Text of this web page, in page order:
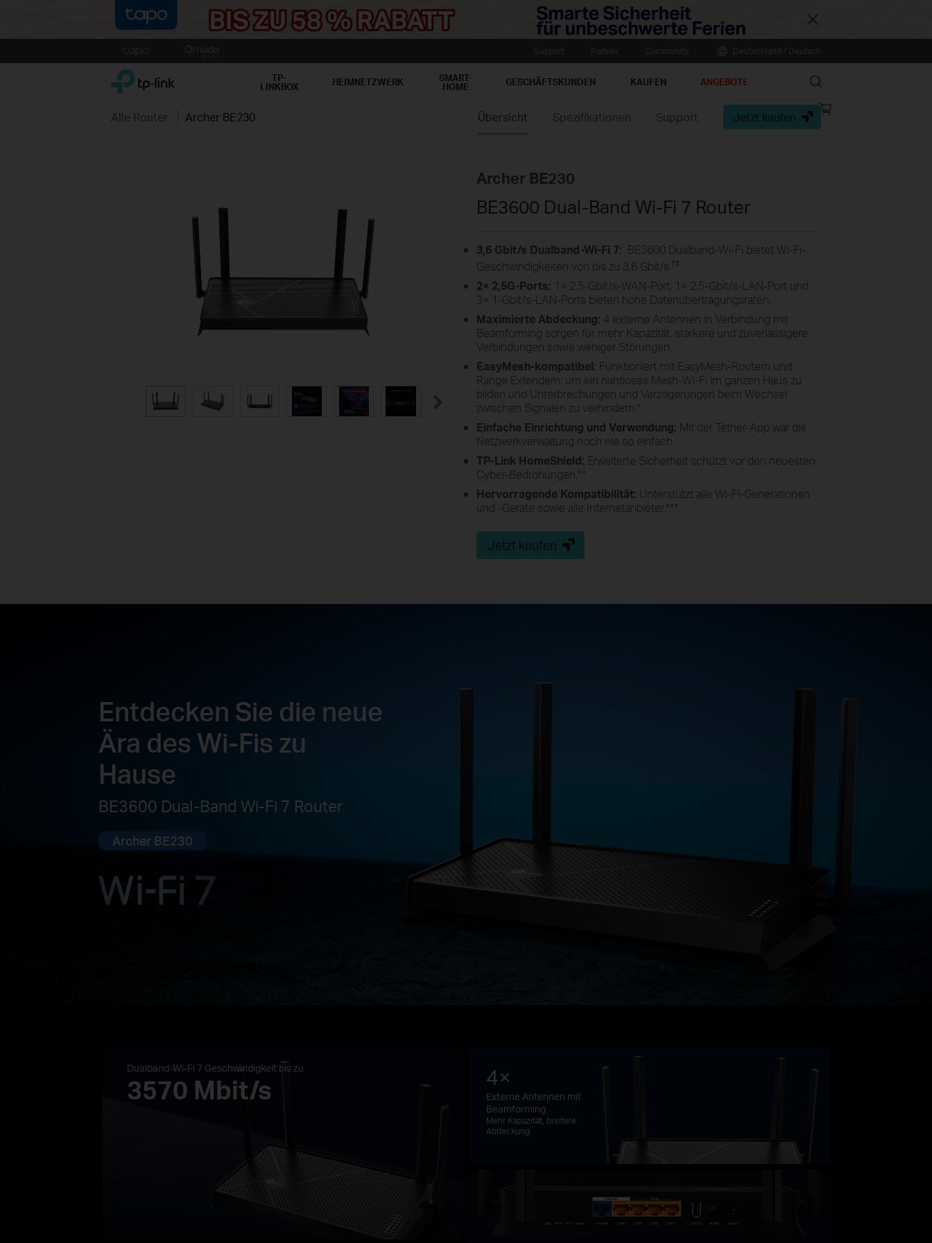
Close
to
TP-Link, Reliably Smart TP-
LINKBOX HEIMNETZWERK SMART-
HOME GESCHÄFTSKUNDEN KAUFEN ANGEBOTE Search
Online
Alle Router Archer BE230 Übersicht Spezifikationen Support Jetzt kaufen
Archer BE230
BE3600 Dual-Band Wi-Fi 7 Router
3,6 Gbit/s Dualband-Wi-Fi 7: BE3600 Dualband-Wi-Fi bietet Wi-Fi-
Geschwindigkeiten von bis zu 3,6 Gbit/s. †‡
2× 2,5G-Ports: 1× 2,5-Gbit/s-WAN-Port, 1× 2,5-Gbit/s-LAN-Port und
3× 1-Gbit/s-LAN-Ports bieten hohe Datenübertragungsraten.
Maximierte Abdeckung: 4 externe Antennen in Verbindung mit
Beamforming sorgen für mehr Kapazität, stärkere und zuverlässigere
Verbindungen sowie weniger Störungen.
EasyMesh-kompatibel: Funktioniert mit EasyMesh-Routern und
Range Extendern, um ein nahtloses Mesh-Wi-Fi im ganzen Haus zu
bilden und Unterbrechungen und Verzögerungen beim Wechsel
zwischen Signalen zu verhindern. *
Einfache Einrichtung und Verwendung: Mit der Tether-App war die
Netzwerkverwaltung noch nie so einfach.
TP-Link HomeShield: Erweiterte Sicherheit schützt vor den neuesten
Cyber-Bedrohungen. **
Hervorragende Kompatibilität: Unterstützt alle Wi-Fi-Generationen
und -Geräte sowie alle Internetanbieter.***
Jetzt kaufen
Entdecken Sie die neue
Ära des Wi-Fis zu
Hause
BE3600 Dual-Band Wi-Fi 7 Router
Archer BE230
Dualband-Wi-Fi 7 Geschwindigkeit bis zu
3570 Mbit/s 4×
Externe Antennen mit
Beamforming
Mehr Kapazität, breitere
Abdeckung